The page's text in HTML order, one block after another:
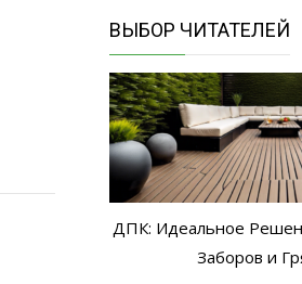
ВЫБОР ЧИТАТЕЛЕЙ
ДПК: Идеальное
Заборов и